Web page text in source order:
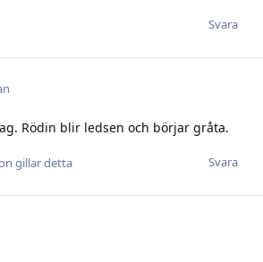
Svara
Rödin blir ledsen och börjar gråta.
Svara
gillar detta